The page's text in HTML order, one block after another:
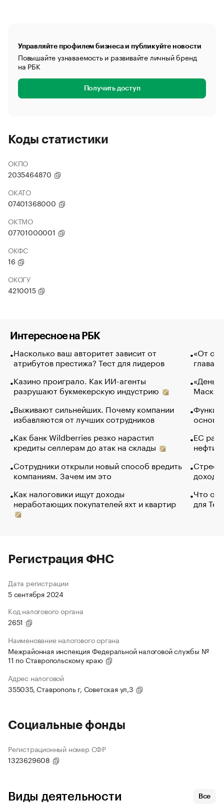
Управляйте профилем бизнеса и публикуйте новости
Повышайте узнаваемость и развивайте личный бренд
на РБК
Получить доступ
Коды статистики
ОКПО
2035464870
ОКАТО
07401368000
ОКТМО
07701000001
ОКФС
16
ОКОГУ
4210015
Интересное на РБК
Насколько ваш авторитет зависит от
атрибутов престижа? Тест для лидеров
Казино проиграло. Как ИИ-агенты
разрушают букмекерскую индустрию
Выживают сильнейших. Почему компании
избавляются от лучших сотрудников
Как банк Wildberries резко нарастил
кредиты селлерам до атак на склады
Сотрудники открыли новый способ вредить
компаниям. Зачем им это
Как налоговики ищут доходы
неработающих покупателей яхт и квартир
«От
глава
Маск в
основ
ЕС
нефти
Что
для
Регистрация ФНС
Дата регистрации
5 сентября 2024
Код налогового органа
2651
Наименование налогового органа
Межрайонная инспекция Федеральной налоговой службы №
11 по Ставропольскому краю
Адрес налоговой
355035, Ставрополь г, Советская ул,3
Социальные фонды
Регистрационный номер СФР
1323629608
Виды деятельности Все